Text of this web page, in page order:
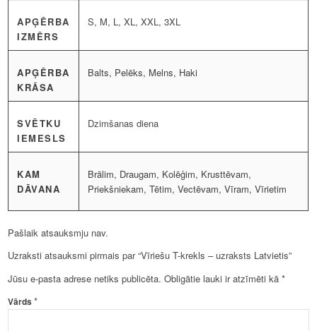
APĢĒRBA
IZMĒRS
S, M, L, XL, XXL, 3XL
APĢĒRBA
KRĀSA
Balts, Pelēks, Melns, Haki
SVĒTKU
IEMESLS
Dzimšanas diena
KAM
DĀVANA
Brālim, Draugam, Kolēģim, Krusttēvam,
Priekšniekam, Tētim, Vectēvam, Vīram, Vīrietim
Pašlaik atsauksmju nav.
Uzraksti atsauksmi pirmais par “Vīriešu T-krekls – uzraksts Latvietis”
Jūsu e-pasta adrese netiks publicēta. Obligātie lauki ir atzīmēti kā*
Vārds*